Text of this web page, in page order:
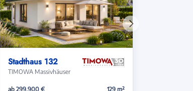
Stadthaus 132
TIMOWA Massivhäuser
ab 299.900 €
129 m²
Nächstes
Haus